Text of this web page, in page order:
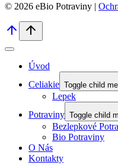
© 2026 eBio Potraviny |
Úvod
Celiakie Toggle child
Lepek
Potraviny Toggle child
Bezlepkové
Bio Potraviny
O Nás
Kontakty